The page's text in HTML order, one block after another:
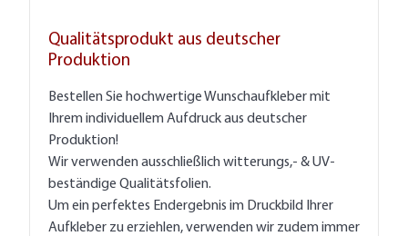
Qualitätsprodukt aus deutscher
Produktion
Bestellen Sie hochwertige Wunschaufkleber mit
Ihrem individuellem Aufdruck aus deutscher
Produktion!
Wir verwenden ausschließlich witterungs,- & UV-
beständige Qualitätsfolien.
Um ein perfektes Endergebnis im Druckbild Ihrer
Aufkleber zu erziehlen, verwenden wir zudem immer